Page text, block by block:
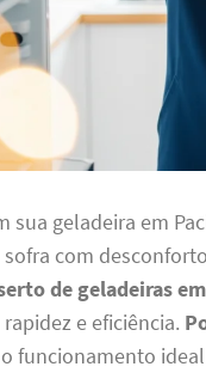
sua geladeira em
com
de geladeiras
e eficiência.
funcionamento